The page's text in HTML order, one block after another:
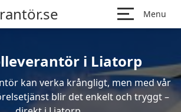
Menu
i Liatorp
kan verka krångligt, men med vår
blir det enkelt och tryggt –